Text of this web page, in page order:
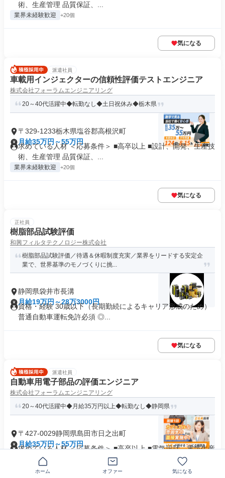
術、生産管理 品質保証、...
業界未経験歓迎 +20個
気になる
派遣社員
車載用インジェクターの信頼性評価テストエンジニア
株式会社フォーラムエンジニアリング
20～40代活躍中◆転勤なし◆土日祝休み◆栃木県
〒329-1233栃木県塩谷郡高根沢町
月給35万円～55万円
求めている人材 ＜応募条件＞ ■高卒以上 ■設計、開発、生産技
術、生産管理 品質保証、...
業界未経験歓迎 +20個
気になる
正社員
樹脂部品試験評価
和興フィルタテクノロジー株式会社
樹脂部品試験評価／待遇＆休暇制度充実／業界をリードする安定企
業で、世界基準のモノづくりに挑...
静岡県袋井市長溝
月給19万円～28万3000円
資格・経験 30歳以下（長期勤続によるキャリア形成のため）
普通自動車運転免許必須 ◎...
気になる
派遣社員
自動車用電子部品の評価エンジニア
株式会社フォーラムエンジニアリング
20～40代活躍中◆月給35万円以上◆転勤なし◆静岡県
〒427-0029静岡県島田市日之出町
月給35万円～55万円
求めている人材 ＜応募条件＞ ■高卒以上 ■電気設計、電気生産
技術、電気生産管理 電気...
業界未経験歓迎
ホーム オファー 気になる